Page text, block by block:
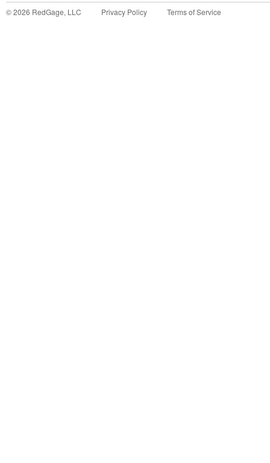
©2026 RedGage, LLC Privacy Policy Terms of Service